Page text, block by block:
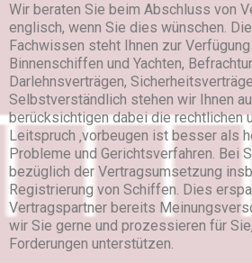
Wir beraten Sie beim Abschluss von
englisch, wenn Sie dies wünschen.
Fachwissen steht Ihnen zur
Binnenschiffen und Yachten,
Darlehnsverträgen,
Selbstverständlich stehen wir Ihnen
berücksichtigen dabei die rechtlichen
Leitspruch ‚vorbeugen ist besser als
Probleme und Gerichtsverfahren. Bei
bezüglich der Vertragsumsetzung
Registrierung von Schiffen. Dies
Vertragspartner bereits
wir Sie gerne und prozessieren für
Forderungen unterstützen.